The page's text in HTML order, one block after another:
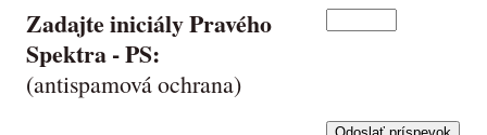
Zadajte iniciály Pravého
Spektra -PS:
(antispamová ochrana)